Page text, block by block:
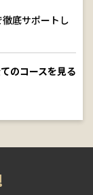
底サポートし
のコースを見る